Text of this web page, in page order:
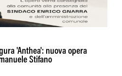
'Anthea': nuova opera
Stifano